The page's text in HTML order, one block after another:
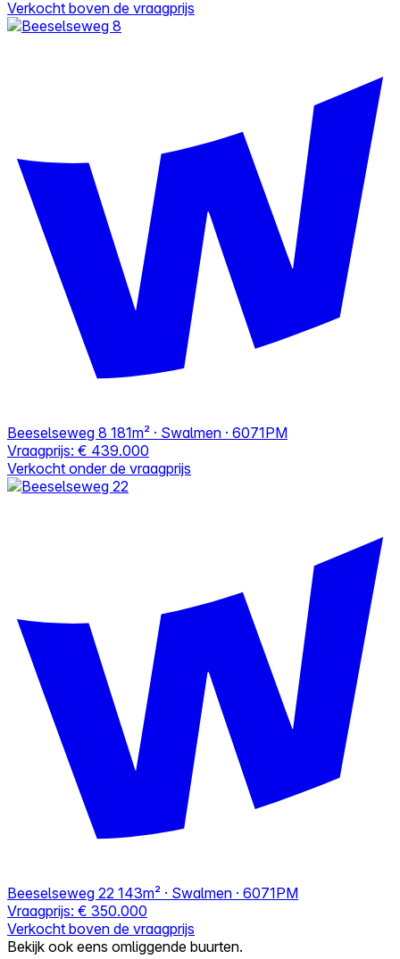
Verkocht boven de vraagprijs
Beeselseweg 8 181m² · Swalmen · 6071PM
Vraagprijs: € 439.000
Verkocht onder de vraagprijs
Beeselseweg 22 143m² · Swalmen · 6071PM
Vraagprijs: € 350.000
Verkocht boven de vraagprijs
Bekijk ook eens omliggende buurten.